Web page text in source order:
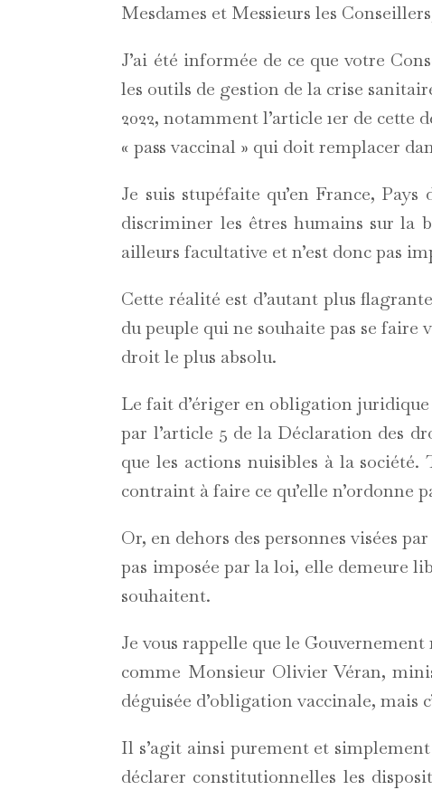
Mesdames et Messieurs les
J’ai été informée de ce que votre
les outils de gestion de la crise
2022, notamment l’article 1er de
« pass vaccinal » qui doit remplacer
Je suis stupéfaite qu’en France,
discriminer les êtres humains sur la
ailleurs facultative et n’est donc pas
Cette réalité est d’autant plus
du peuple qui ne souhaite pas se faire
droit le plus absolu.
Le fait d’ériger en obligation
par l’article 5 de la Déclaration des
que les actions nuisibles à la
contraint à faire ce qu’elle n’ordonne
Or, en dehors des personnes visées
pas imposée par la loi, elle demeure
souhaitent.
Je vous rappelle que le Gouvernement
comme Monsieur Olivier Véran,
déguisée d’obligation vaccinale, mais
Il s’agit ainsi purement et
déclarer constitutionnelles les